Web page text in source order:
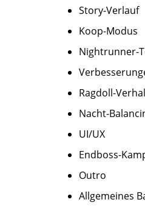
Story-Verlauf
Koop-Modus
Nightrunner-
Ragdoll-
Nacht-
UI/UX
Endboss-
Outro
Allgemeines